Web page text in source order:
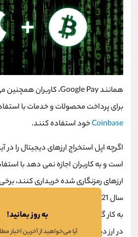
همانندGoogle Pay، کاربران همچنین
برای پرداخت محصولات و خدمات با
Coinbaseخود استفاده کنند.
اگرچه اپل استخراج ارزهای دیجیتال را
است و به کاربران اجازه نمی ‌دهد با
ارزهای رمزنگاری شده خریداری کنند،
سال 2021 این مسیر تغییر کند زیرا
به کار گرفته می ‌شود و به ناچار اپل
در ارز دیجیتال خواهد بود.
به روز بمانید!
آیا می‌خواهید از آخرین اخبار